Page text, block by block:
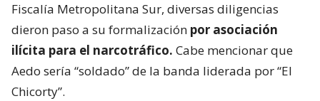
Fiscalía Metropolitana Sur, diversas diligencias
dieron paso a su formalización por asociación
ilícita para el narcotráfico. Cabe mencionar que
Aedo sería “soldado” de la banda liderada por “El
Chicorty”.